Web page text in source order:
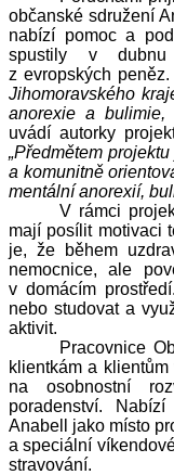
občanské sdružení
nabízí pomoc a
spustily v dubnu
z evropských
Jihomoravského
anorexie a bulimie,
uvádí autorky
„Předmětem
a komunitně
mentální anorexií,
V rámci
mají posílit motivaci
je, že během
nemocnice, ale
v domácím
nebo studovat a
aktivit.
Pracovnice
klientkám a
na osobnostní
poradenství.
Anabell jako místo
a speciální
stravování.